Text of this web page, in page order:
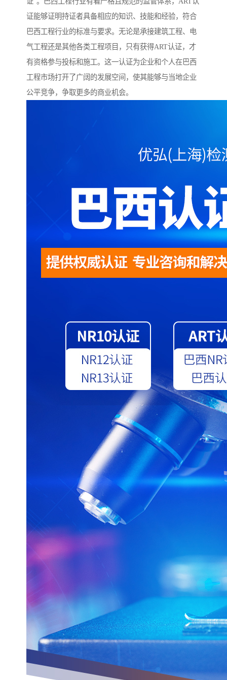
证能够证明持证者具备相应的知识、技能和经验，符合
巴西工程行业的标准与要求。无论是承接建筑工程、电
气工程还是其他各类工程项目，只有获得ART认证，才
有资格参与投标和施工。这一认证为企业和个人在巴西
工程市场打开了广阔的发展空间，使其能够与当地企业
公平竞争，争取更多的商业机会。